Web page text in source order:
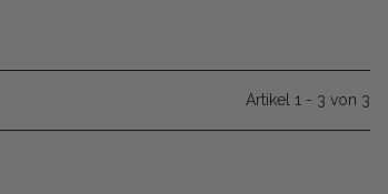
Artikel 1 - 3 von 3